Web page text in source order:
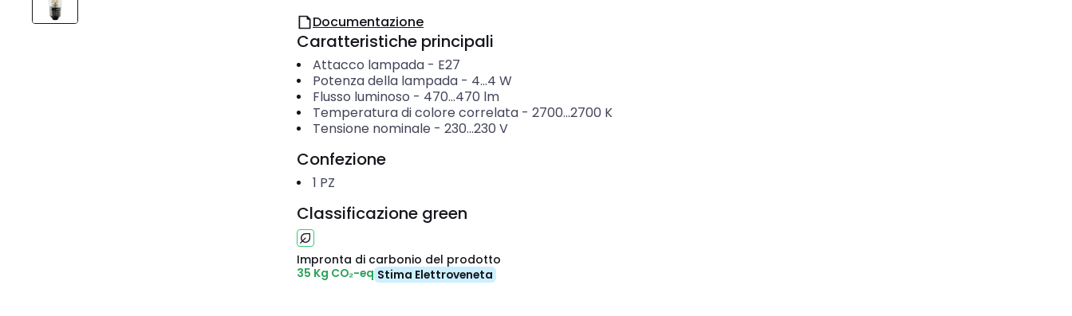
Documentazione
Caratteristiche principali
Attacco lampada- E27
Potenza della lampada- 4...4 W
Flusso luminoso - 470...470 lm
Temperatura di colore correlata- 2700...2700 K
Tensione nominale - 230...230 V
Confezione
1 PZ
Classificazione green
Impronta di carbonio del prodotto
35 Kg CO₂-eq Stima Elettroveneta